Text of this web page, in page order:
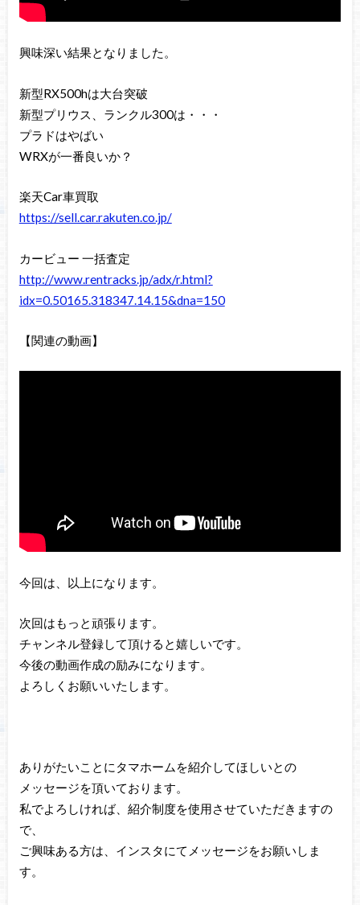
興味深い結果となりました。
新型RX500hは大台突破
新型プリウス、ランクル300は・・・
プラドはやばい
WRXが一番良いか？
楽天Car車買取
https://sell.car.rakuten.co.jp/
カービュー 一括査定
http://www.rentracks.jp/adx/r.html?
idx=0.50165.318347.14.15&dna=150
【関連の動画】
今回は、以上になります。
次回はもっと頑張ります。
チャンネル登録して頂けると嬉しいです。
今後の動画作成の励みになります。
よろしくお願いいたします。
ありがたいことにタマホームを紹介してほしいとの
メッセージを頂いております。
私でよろしければ、紹介制度を使用させていただきますの
で、
ご興味ある方は、インスタにてメッセージをお願いしま
す。